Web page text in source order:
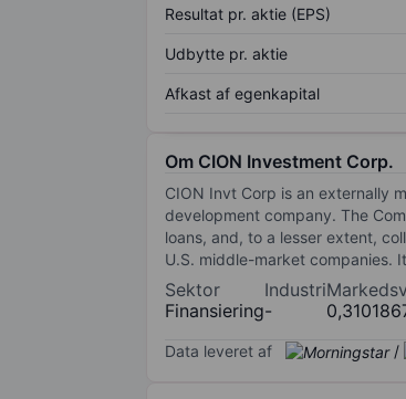
Resultat pr. aktie (EPS)
Udbytte pr. aktie
Afkast af egenkapital
Om CION Investment Corp.
CION Invt Corp is an externally
development company. The
loans, and, to a lesser extent,
U.S. middle-market companies.
Sektor
Finansiering
Industri
-
Data leveret af /